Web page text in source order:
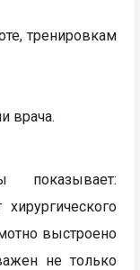
тренировкам
врача.
показывает:
выстроено
не только